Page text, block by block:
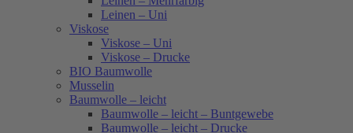
Leinen – Uni
Viskose
Viskose – Uni
Viskose – Drucke
BIO Baumwolle
Musselin
Baumwolle – leicht
Baumwolle – leicht – Buntgewebe
Baumwolle – leicht – Drucke